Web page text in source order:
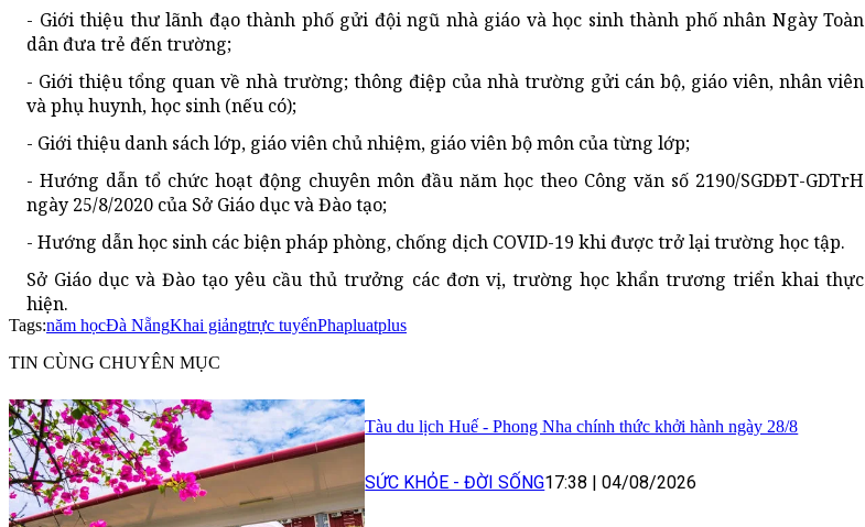
- Giới thiệu thư lãnh đạo thành phố gửi đội ngũ nhà giáo và học sinh thành phố nhân Ngày Toàn
dân đưa trẻ đến trường;
- Giới thiệu tổng quan về nhà trường; thông điệp của nhà trường gửi cán bộ, giáo viên, nhân viên
và phụ huynh, học sinh (nếu có);
- Giới thiệu danh sách lớp, giáo viên chủ nhiệm, giáo viên bộ môn của từng lớp;
- Hướng dẫn tổ chức hoạt động chuyên môn đầu năm học theo Công văn số 2190/SGDĐT-GDTrH
ngày 25/8/2020 của Sở Giáo dục và Đào tạo;
- Hướng dẫn học sinh các biện pháp phòng, chống dịch COVID-19 khi được trở lại trường học tập.
Sở Giáo dục và Đào tạo yêu cầu thủ trưởng các đơn vị, trường học khẩn trương triển khai thực
hiện.
Tags:năm họcĐà NẵngKhai giảngtrực tuyếnPhapluatplus
TIN CÙNG CHUYÊN MỤC
Tàu du lịch Huế - Phong Nha chính thức khởi hành ngày 28/8
SỨC KHỎE - ĐỜI SỐNG17:38 04/08/2026